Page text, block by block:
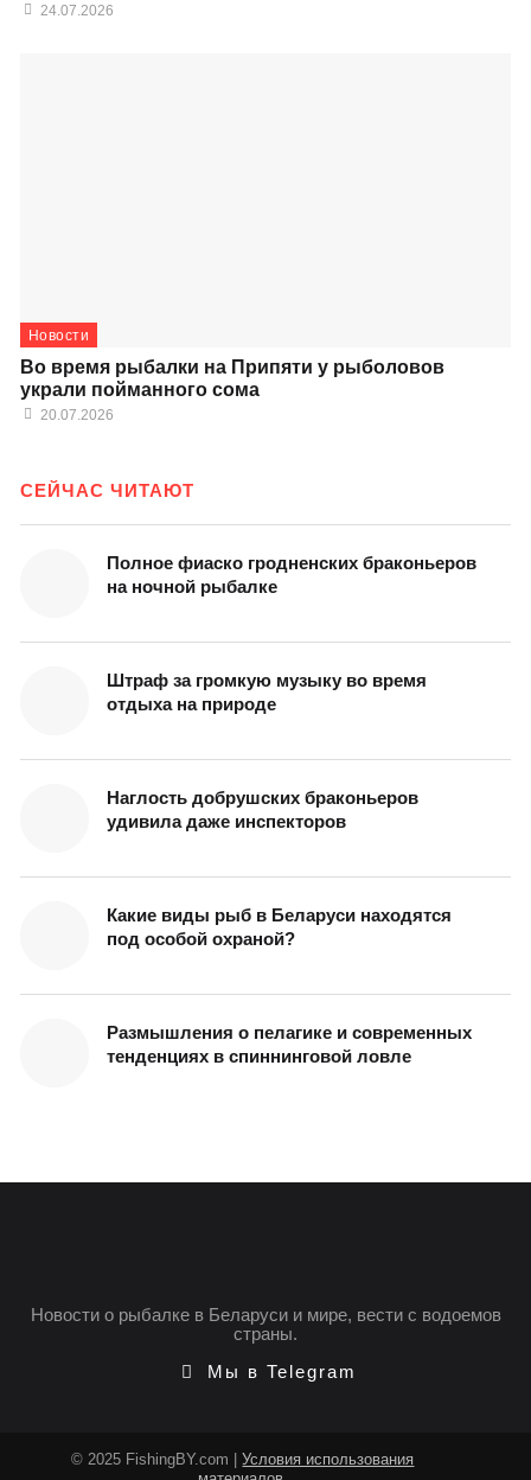
24.07.2026
Новости
Во время рыбалки на Припяти у рыболовов
украли пойманного сома
20.07.2026
СЕЙЧАС ЧИТАЮТ
Полное фиаско гродненских браконьеров
на ночной рыбалке
Штраф за громкую музыку во время
отдыха на природе
Наглость добрушских браконьеров
удивила даже инспекторов
Какие виды рыб в Беларуси находятся
под особой охраной?
Размышления о пелагике и современных
тенденциях в спиннинговой ловле
Новости о рыбалке в Беларуси и мире, вести с водоемов
страны.
Мы в Telegram
© 2025 FishingBY.com |Условия использования